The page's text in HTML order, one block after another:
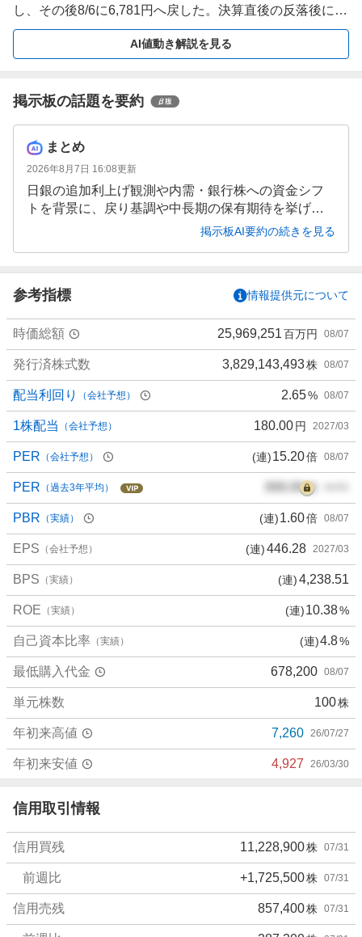
し、その後8/6に6,781円へ戻した。決算直後の反落後に持
ち直す形で、足元は値幅の大きい推移。
AI値動き解説を見る
掲示板の話題を要約
まとめ
2026年8月7日 16:08更新
日銀の追加利上げ観測や内需・銀行株への資金シフ
トを背景に、戻り基調や中長期の保有期待を挙げる
意見が目立っているようです。掲示板AI要約の続きを見る
参考指標 情報提供元について
時価総額 25,969,251百万円 08/07
発行済株式数 3,829,143,493株 08/07
配当利回り （会社予想） 2.65% 08/07
1株配当 （会社予想） 180.00円 2027/03
PER （会社予想） (連)15.20倍 08/07
PER （過去3年平均） 000.00倍
PBR （実績） (連)1.60倍 08/07
EPS （会社予想） (連)446.28 2027/03
BPS （実績） (連)4,238.51
ROE （実績） (連)10.38%
自己資本比率 （実績） (連)4.8%
最低購入代金 678,200 08/07
単元株数 100株
年初来高値 7,260 26/07/27
年初来安値 4,927 26/03/30
信用取引情報
信用買残 11,228,900株 07/31
前週比 +1,725,500株 07/31
信用売残 857,400株 07/31